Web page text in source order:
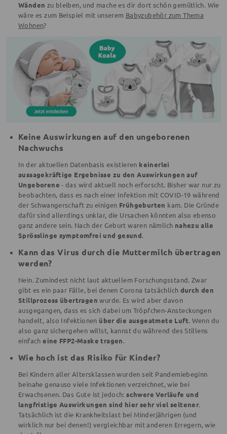
Wänden zu bleiben, und mache es dir dort schön gemütlich. Wie
wäre es zum Beispiel mit unserem Babyzubehör zum Thema
Wohnen?
Keine Auswirkungen auf den ungeborenen
Nachwuchs
In der aktuellen Datenbasis existieren keinerlei
aussagekräftige Ergebnisse zu den Auswirkungen auf
Ungeborene - das wird aktuell noch erforscht. Bisher war nur zu
beobachten, dass es nach einer Infektion mit COVID-19 während
der Schwangerschaft zu einigen Frühgeburten kam. Die Gründe
dafür sind allerdings unklar, die Ursachen könnten also ebenso
ganz andere sein. Nach der Geburt waren nämlich nahezu alle
Sprösslinge symptomfrei und gesund.
Kann das Virus durch die Muttermilch übertragen
werden?
Nein. Zumindest nicht laut aktuellem Forschungsstand. Zwar
gibt es ein paar Fälle, bei denen Corona tatsächlich durch den
Stillprozess übertragen wurde. Es wird aber davon
ausgegangen, dass es sich dabei um Tröpfchen-Ansteckungen
handelt, also Infektionen über die ausgeatmete Luft. Wenn du
also ganz sichergehen willst, kannst du während des Stillens
einfacheine FFP2-Maske tragen.
Wie hoch ist das Risiko für Kinder?
Bei Kindern aller Altersklassen wurden seit Pandemiebeginn
beinahe genauso viele Infektionen verzeichnet, wie bei
Erwachsenen. Das Gute ist jedoch:schwere Verläufe und
langfristige Auswirkungen sind hier sehr viel seltener.
Tatsächlich ist die Krankheitslast bei Minderjährigen (und
wirklich nur bei denen!) vergleichbar mit anderen Erregern, wie